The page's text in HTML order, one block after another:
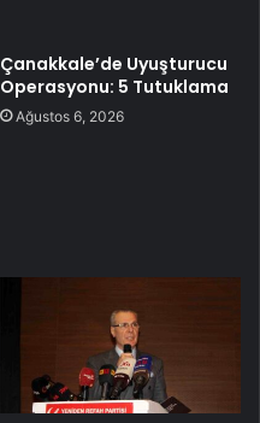
Çanakkale’de Uyuşturucu
Operasyonu: 5 Tutuklama
Ağustos 6, 2026